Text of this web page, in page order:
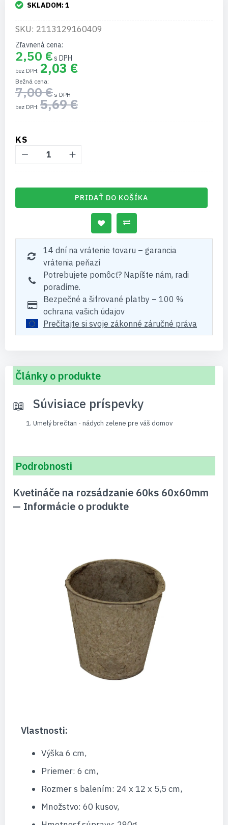
SKLADOM:1
SKU: 2113129160409
Zľavnená cena
2,50 €
2,03 €
Bežná cena
7,00 €
5,69 €
KS
PRIDAŤ DO KOŠÍKA
14 dní na vrátenie tovaru – garancia
vrátenia peňazí
Potrebujete pomôcť? Napíšte nám, radi
poradíme.
Bezpečné a šifrované platby – 100 %
ochrana vašich údajov
Prečítajte si svoje zákonné záručné práva
Články o produkte
Súvisiace príspevky
Umelý brečtan - nádych zelene pre váš domov
Podrobnosti
Kvetináče na rozsádzanie 60ks 60x60mm
— Informácie o produkte
Vlastnosti:
Výška 6 cm,
Priemer: 6 cm,
Rozmer s balením: 24 x 12 x 5,5 cm,
Množstvo: 60 kusov,